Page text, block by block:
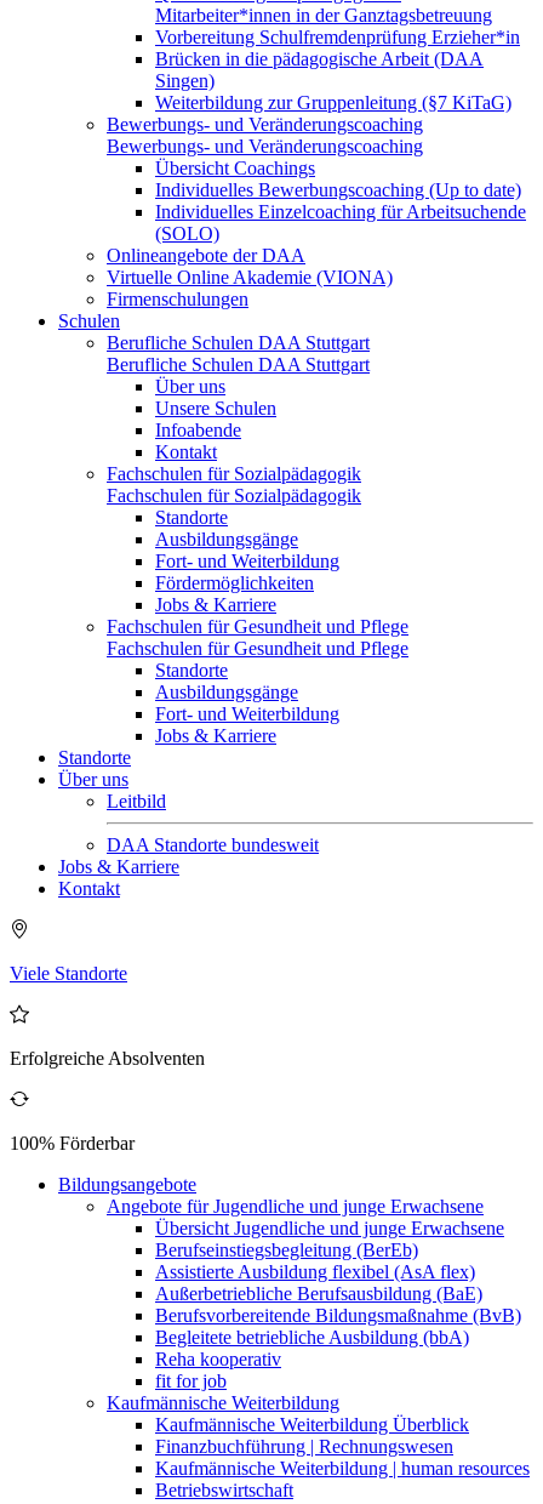
Mitarbeiter*innen in der Ganztagsbetreuung
Vorbereitung Schulfremdenprüfung Erzieher*in
Brücken in die pädagogische Arbeit (DAA
Singen)
Weiterbildung zur Gruppenleitung (§7 KiTaG)
Bewerbungs- und Veränderungscoaching
Bewerbungs- und Veränderungscoaching
Übersicht Coachings
Individuelles Bewerbungscoaching (Up to date)
Individuelles Einzelcoaching für Arbeitsuchende
(SOLO)
Onlineangebote der DAA
Virtuelle Online Akademie (VIONA)
Firmenschulungen
Schulen
Berufliche Schulen DAA Stuttgart
Berufliche Schulen DAA Stuttgart
Über uns
Unsere Schulen
Infoabende
Kontakt
Fachschulen für Sozialpädagogik
Fachschulen für Sozialpädagogik
Standorte
Ausbildungsgänge
Fort- und Weiterbildung
Fördermöglichkeiten
Jobs & Karriere
Fachschulen für Gesundheit und Pflege
Fachschulen für Gesundheit und Pflege
Standorte
Ausbildungsgänge
Fort- und Weiterbildung
Jobs & Karriere
Standorte
Über uns
Leitbild
DAA Standorte bundesweit
Jobs & Karriere
Kontakt
Viele Standorte
Erfolgreiche Absolventen
100% Förderbar
Bildungsangebote
Angebote für Jugendliche und junge Erwachsene
Übersicht Jugendliche und junge Erwachsene
Berufseinstiegsbegleitung (BerEb)
Assistierte Ausbildung flexibel (AsA flex)
Außerbetriebliche Berufsausbildung (BaE)
Berufsvorbereitende Bildungsmaßnahme (BvB)
Begleitete betriebliche Ausbildung (bbA)
Reha kooperativ
fit for job
Kaufmännische Weiterbildung
Kaufmännische Weiterbildung Überblick
Finanzbuchführung | Rechnungswesen
Kaufmännische Weiterbildung | human resources
Betriebswirtschaft